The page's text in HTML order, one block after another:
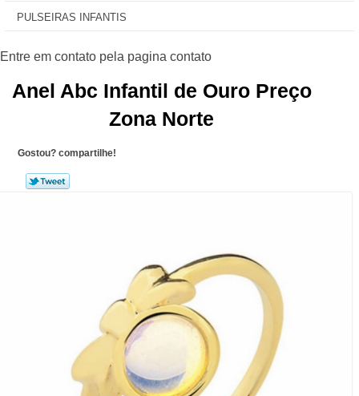
PULSEIRAS INFANTIS
Anel Abc Infantil de Ouro Preço
Zona Norte
Gostou? compartilhe!